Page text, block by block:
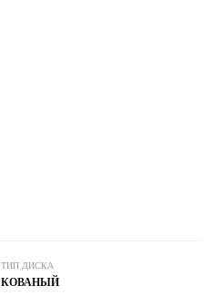
ТИП ДИСКА
КОВАНЫЙ